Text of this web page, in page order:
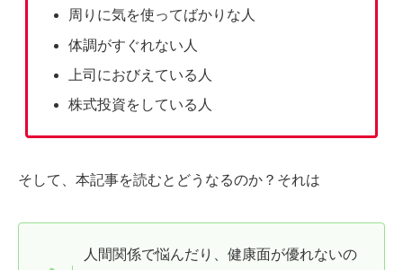
周りに気を使ってばかりな人
体調がすぐれない人
上司におびえている人
株式投資をしている人
そして、本記事を読むとどうなるのか？それは
人間関係で悩んだり、健康面が優れないの